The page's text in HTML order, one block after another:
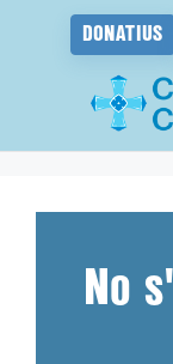
DONATIUS
No